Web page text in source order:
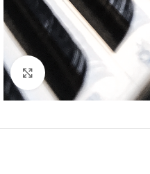
Click to enlarge